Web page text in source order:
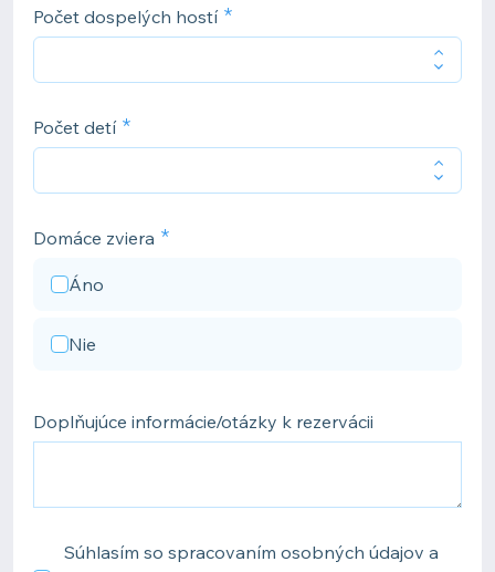
Počet dospelých hostí
Počet detí
Domáce zviera
Áno
Nie
Doplňujúce informácie/otázky k rezervácii
Súhlasím so spracovaním osobných údajov a